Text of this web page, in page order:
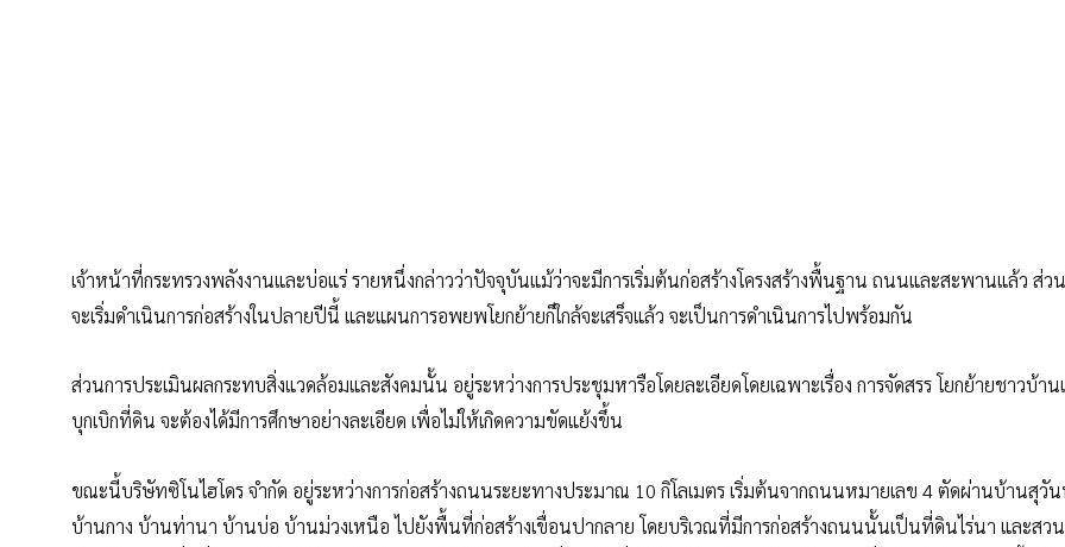
เจ้าหน้าที่กระทรวงพลังงานและบ่อแร่ รายหนึ่งกล่าวว่าปัจจุบันแม้ว่าจะมีการเริ่มต้นก่อสร้างโครงสร้างพื้นฐาน ถนนและสะพานแล้ว ส่ว
จะเริ่มดำเนินการก่อสร้างในปลายปีนี้ และแผนการอพยพโยกย้ายก็ใกล้จะเสร็จแล้ว จะเป็นการดำเนินการไปพร้อมกัน
ส่วนการประเมินผลกระทบสิ่งแวดล้อมและสังคมนั้น อยู่ระหว่างการประชุมหารือโดยละเอียดโดยเฉพาะเรื่อง การจัดสรร โยกย้ายชาวบ้าน
บุกเบิกที่ดิน จะต้องได้มีการศึกษาอย่างละเอียด เพื่อไม่ให้เกิดความขัดแย้งขึ้น
ขณะนี้บริษัทซิโนไฮโดร จำกัด อยู่ระหว่างการก่อสร้างถนนระยะทางประมาณ 10 กิโลเมตร เริ่มต้นจากถนนหมายเลข 4 ตัดผ่านบ้านสุวั
บ้านกาง บ้านท่านา บ้านบ่อ บ้านม่วงเหนือ ไปยังพื้นที่ก่อสร้างเขื่อนปากลาย โดยบริเวณที่มีการก่อสร้างถนนนั้นเป็นที่ดินไร่นา และสว